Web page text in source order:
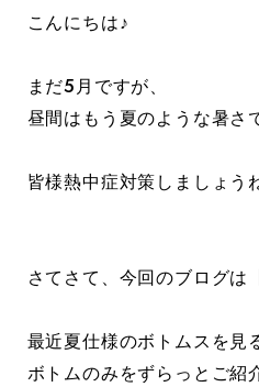
こんにちは♪
まだ5月ですが、
昼間はもう夏のような暑さ
皆様熱中症対策しましょう
さてさて、今回のブログは
最近夏仕様のボトムスを見
ボトムのみをずらっとご紹